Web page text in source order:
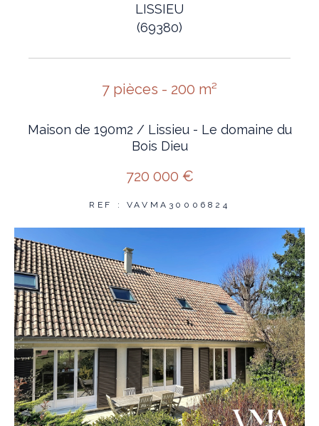
LISSIEU
(69380)
7 pièces - 200 m²
Maison de 190m2 / Lissieu - Le domaine du
Bois Dieu
720 000 €
REF : VAVMA30006824